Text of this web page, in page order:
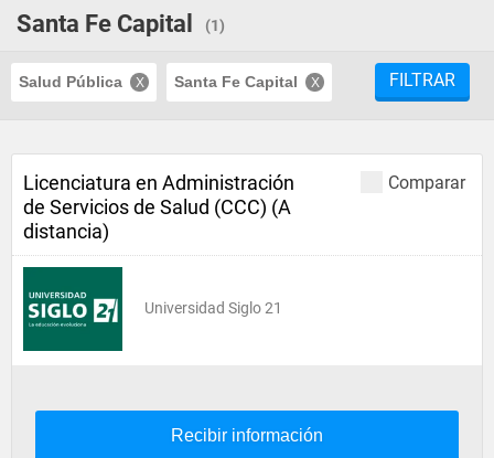
Santa Fe Capital
(1)
Salud Pública Santa Fe Capital FILTRAR
Comparar
Licenciatura en Administración
de Servicios de Salud (CCC) (A
distancia)
Universidad Siglo 21
Recibir información